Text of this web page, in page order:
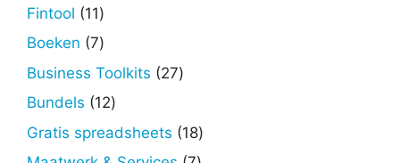
Fintool 1111
producten
Boeken 77
producten
Business Toolkits 2727
Bundels 1212
producten
Gratis spreadsheets 1818
producten